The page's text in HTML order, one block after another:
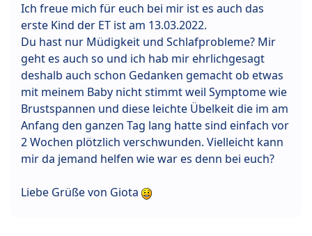
Ich freue mich für euch bei mir ist es auch das
erste Kind der ET ist am 13.03.2022.
Du hast nur Müdigkeit und Schlafprobleme? Mir
geht es auch so und ich hab mir ehrlichgesagt
deshalb auch schon Gedanken gemacht ob etwas
mit meinem Baby nicht stimmt weil Symptome wie
Brustspannen und diese leichte Übelkeit die im am
Anfang den ganzen Tag lang hatte sind einfach vor
2 Wochen plötzlich verschwunden. Vielleicht kann
mir da jemand helfen wie war es denn bei euch?
Liebe Grüße von Giota